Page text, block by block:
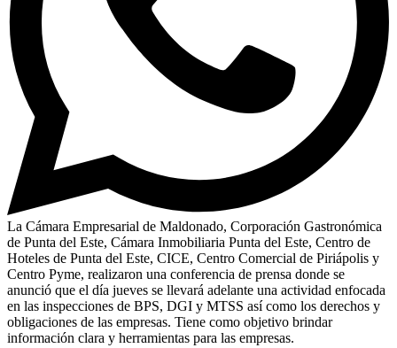
La Cámara Empresarial de Maldonado, Corporación Gastronómica
de Punta del Este, Cámara Inmobiliaria Punta del Este, Centro de
Hoteles de Punta del Este, CICE, Centro Comercial de Piriápolis y
Centro Pyme, realizaron una conferencia de prensa donde se
anunció que el día jueves se llevará adelante una actividad enfocada
en las inspecciones de BPS, DGI y MTSS así como los derechos y
obligaciones de las empresas. Tiene como objetivo brindar
información clara y herramientas para las empresas.